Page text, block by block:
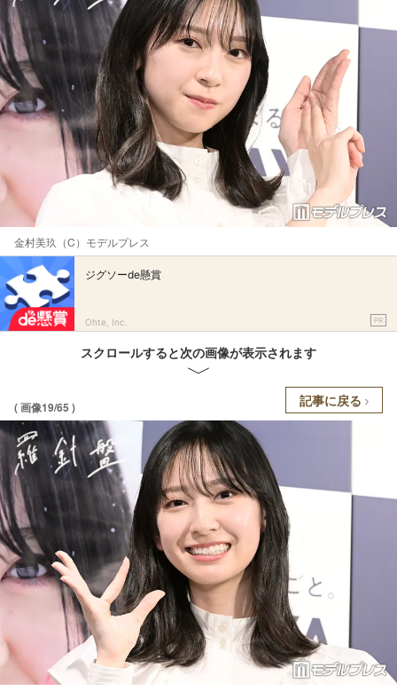
金村美玖（C）モデルプレス
ジグソーde懸賞
Ohte, Inc. PR
スクロールすると次の画像が表示されます
( 画像19/65 ) 記事に戻る